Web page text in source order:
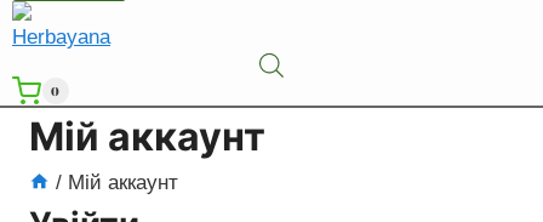
0
Мій аккаунт
/ Мій аккаунт